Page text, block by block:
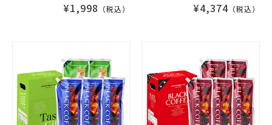
¥1,998 （税込） ¥4,374 （税込）